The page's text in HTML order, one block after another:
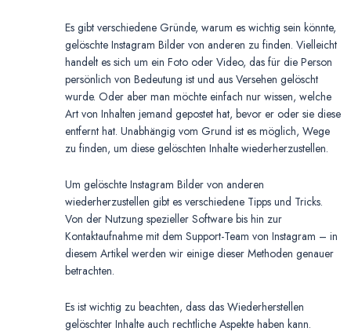
Es gibt verschiedene Gründe, warum es wichtig sein könnte,
gelöschte Instagram Bilder von anderen zu finden. Vielleicht
handelt es sich um ein Foto oder Video, das für die Person
persönlich von Bedeutung ist und aus Versehen gelöscht
wurde. Oder aber man möchte einfach nur wissen, welche
Art von Inhalten jemand gepostet hat, bevor er oder sie diese
entfernt hat. Unabhängig vom Grund ist es möglich, Wege
zu finden, um diese gelöschten Inhalte wiederherzustellen.
Um gelöschte Instagram Bilder von anderen
wiederherzustellen gibt es verschiedene Tipps und Tricks.
Von der Nutzung spezieller Software bis hin zur
Kontaktaufnahme mit dem Support-Team von Instagram – in
diesem Artikel werden wir einige dieser Methoden genauer
betrachten.
Es ist wichtig zu beachten, dass das Wiederherstellen
gelöschter Inhalte auch rechtliche Aspekte haben kann.